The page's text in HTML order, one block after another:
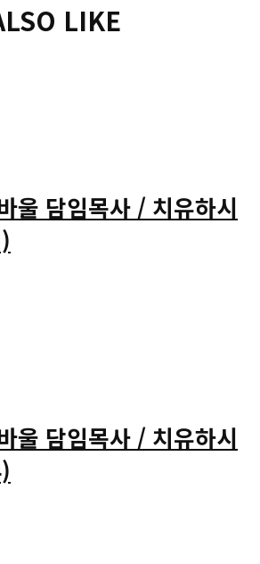
LIKE
울 담임목사 / 치유하시
울 담임목사 / 치유하시